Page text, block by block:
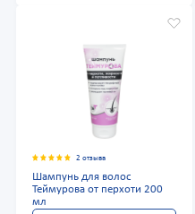
2 отзыва
Шампунь для волос
Теймурова от перхоти 200
мл